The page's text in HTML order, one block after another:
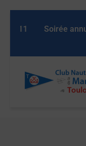
Soirée annuelle